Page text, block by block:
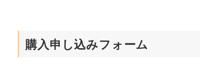
購入申し込みフォーム